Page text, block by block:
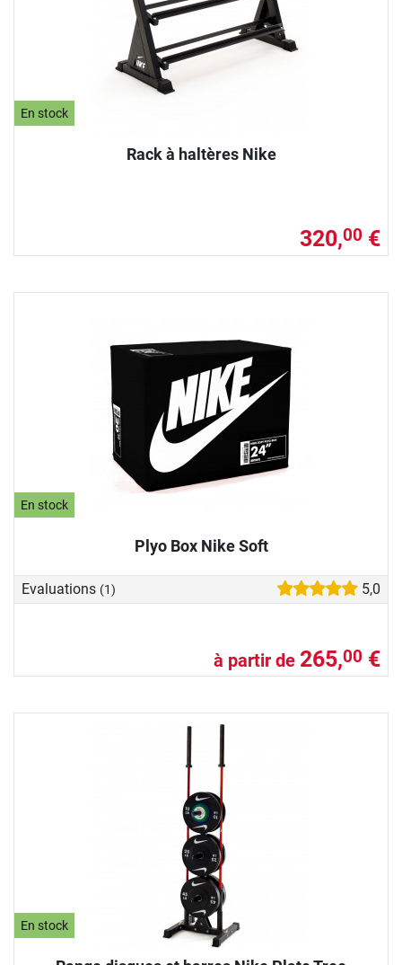
En stock
Rack à haltères Nike
320,00 €
En stock
Plyo Box Nike Soft
Evaluations (1) 5,0
à partir de 265,00 €
En stock